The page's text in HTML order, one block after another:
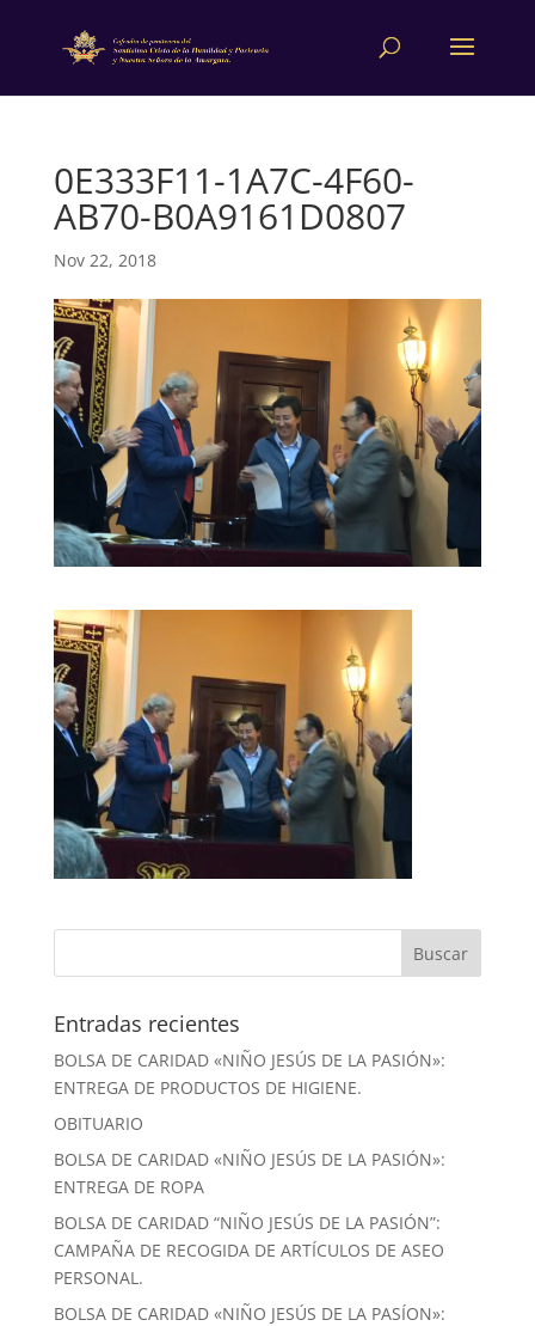
0E333F11-1A7C-4F60-
AB70-B0A9161D0807
Nov 22, 2018
Entradas recientes
BOLSA DE CARIDAD «NIÑO JESÚS DE LA PASIÓN»:
ENTREGA DE PRODUCTOS DE HIGIENE.
OBITUARIO
BOLSA DE CARIDAD «NIÑO JESÚS DE LA PASIÓN»:
ENTREGA DE ROPA
BOLSA DE CARIDAD “NIÑO JESÚS DE LA PASIÓN”:
CAMPAÑA DE RECOGIDA DE ARTÍCULOS DE ASEO
PERSONAL.
BOLSA DE CARIDAD «NIÑO JESÚS DE LA PASÍON»: